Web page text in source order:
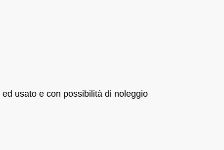
usato e con possibilità di noleggio